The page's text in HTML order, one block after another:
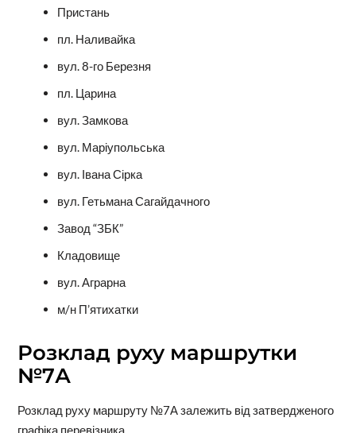
Пристань
пл. Наливайка
вул. 8-го Березня
пл. Царина
вул. Замкова
вул. Маріупольська
вул. Івана Сірка
вул. Гетьмана Сагайдачного
Завод “ЗБК”
Кладовище
вул. Аграрна
м/н П’ятихатки
Розклад руху маршрутки
№7А
Розклад руху маршруту №7А залежить від затвердженого
графіка перевізника.